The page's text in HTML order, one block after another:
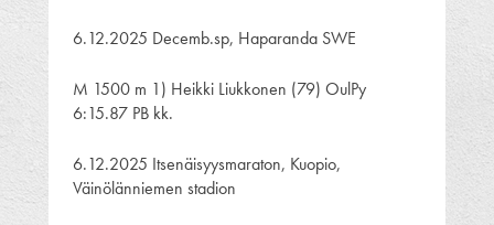
6.12.2025 Decemb.sp, Haparanda SWE
M 1500 m 1) Heikki Liukkonen (79) OulPy
6:15.87 PB kk.
6.12.2025 Itsenäisyysmaraton, Kuopio,
Väinölänniemen stadion